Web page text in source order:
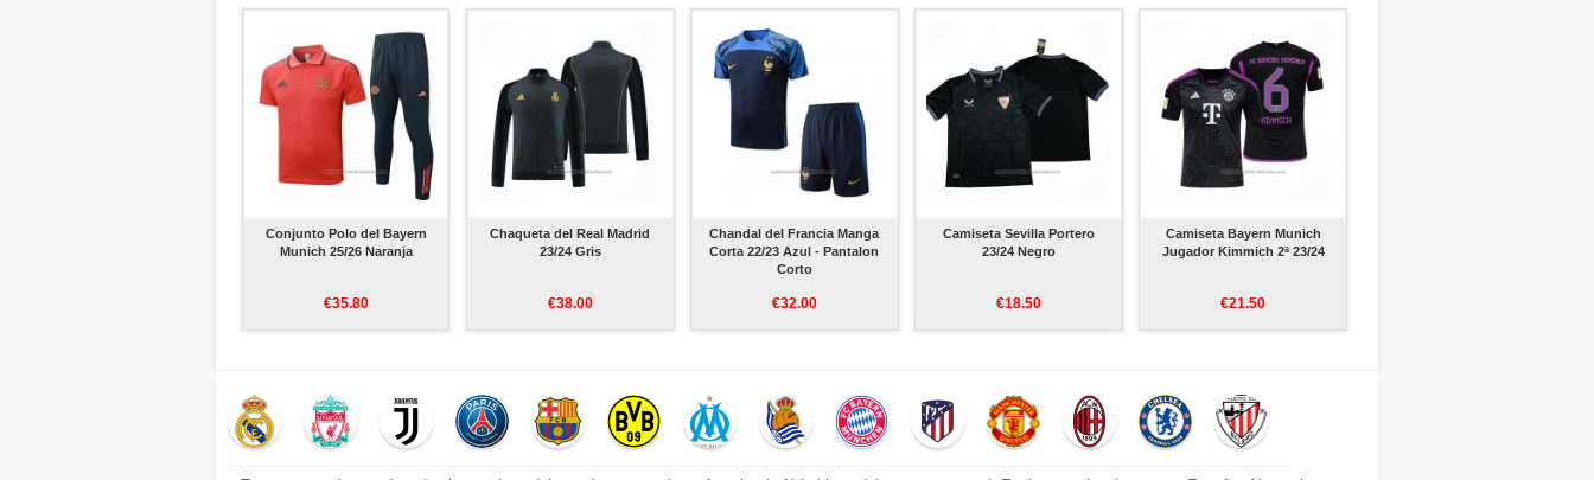
Conjunto Polo del Bayern
Munich 25/26 Naranja
€35.80
Chaqueta del Real Madrid
23/24 Gris
€38.00
Chandal del Francia Manga
Corta 22/23 Azul - Pantalon
Corto
€32.00
Camiseta Sevilla Portero
23/24 Negro
€18.50
Camiseta Bayern Munich
Jugador Kimmich 2ª 23/24
€21.50